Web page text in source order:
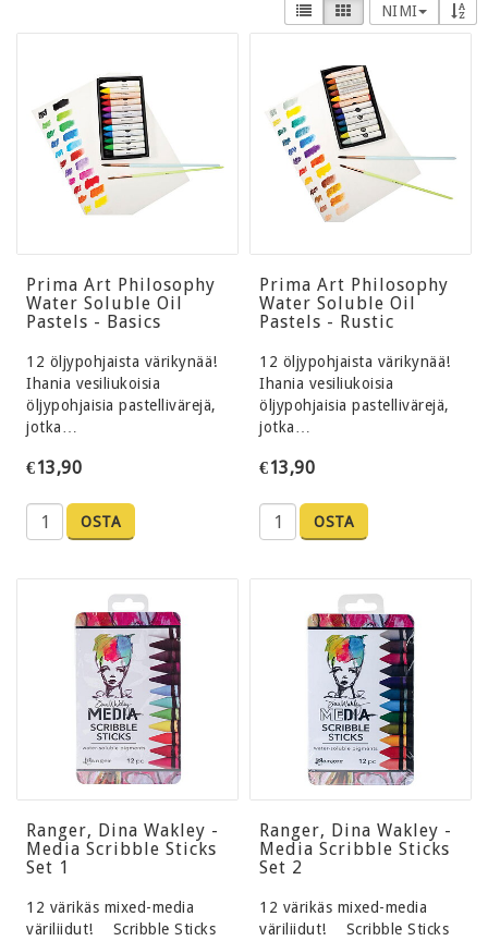
NIMI
Prima Art Philosophy
Water Soluble Oil
Pastels - Basics
12 öljypohjaista värikynää!
Ihania vesiliukoisia
öljypohjaisia pastellivärejä,
jotka…
€13,90
OSTA
Prima Art Philosophy
Water Soluble Oil
Pastels - Rustic
12 öljypohjaista värikynää!
Ihania vesiliukoisia
öljypohjaisia pastellivärejä,
jotka…
€13,90
OSTA
Ranger, Dina Wakley -
Media Scribble Sticks
Set 1
12 värikäs mixed-media
väriliidut! Scribble Sticks
Ranger, Dina Wakley -
Media Scribble Sticks
Set 2
12 värikäs mixed-media
väriliidut! Scribble Sticks